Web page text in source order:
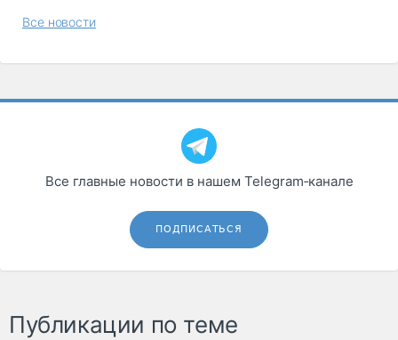
Все новости
Все главные новости в нашем Telegram‑канале
ПОДПИСАТЬСЯ
Публикации по теме